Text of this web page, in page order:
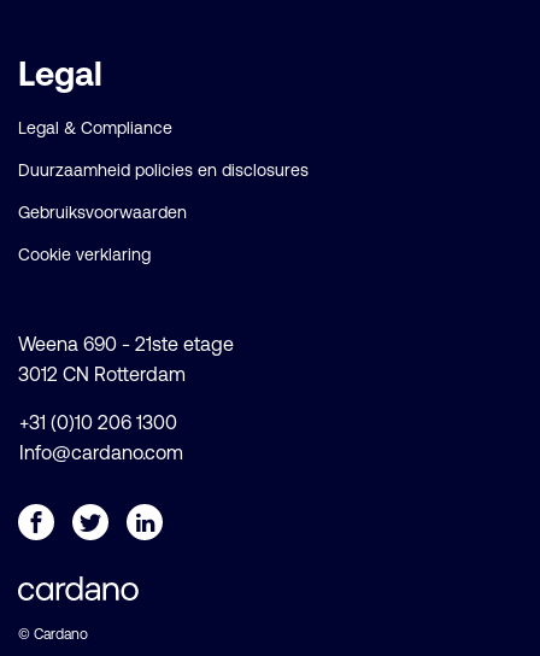
Legal
Legal & Compliance
Duurzaamheid policies en disclosures
Gebruiksvoorwaarden
Cookie verklaring
Weena 690 - 21ste etage
3012 CN Rotterdam
+31 (0)10 206 1300
Info@cardano.com
© Cardano